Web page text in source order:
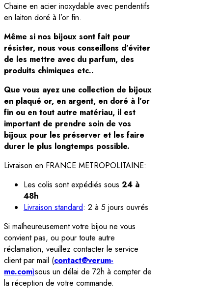
Chaine en acier inoxydable avec pendentifs
en laiton doré à l’or fin.
Même si nos bijoux sont fait pour
résister, nous vous conseillons d’éviter
de les mettre avec du parfum, des
produits chimiques etc..
Que vous ayez une collection de bijoux
en plaqué or, en argent, en doré à l’or
fin ou en tout autre matériau, il est
important de prendre soin de vos
bijoux pour les préserver et les faire
durer le plus longtemps possible.
Livraison en FRANCE METROPOLITAINE:
Les colis sont expédiés sous 24 à
48h
Livraison standard: 2 à 5 jours ouvrés
Si malheureusement votre bijou ne vous
convient pas, ou pour toute autre
réclamation, veuillez contacter le service
client par mail (contact@verum-
me.com)sous un délai de 72h à compter de
la réception de votre commande.